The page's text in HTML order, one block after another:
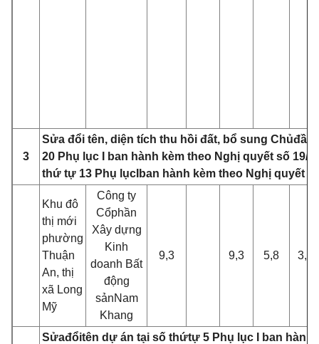
3
Sửa đổi tên, diện tích thu hồi đất, bổ sung Chủđầu
20 Phụ lục I ban hành kèm theo Nghị quyết số 19/
thứ tự 13 Phụ lục ban hành kèm theo Nghị quyết
Khu đô
thị mới
phường
Thuận
An, thị
xã Long
Mỹ
Công ty
Cổphần
Xây dựng
Kinh
doanh Bất
động
sảnNam
Khang
9,3 9,3 5,8 3,5
Sửađổitên dự án tại số thứtự 5 Phụ lục I ban hành